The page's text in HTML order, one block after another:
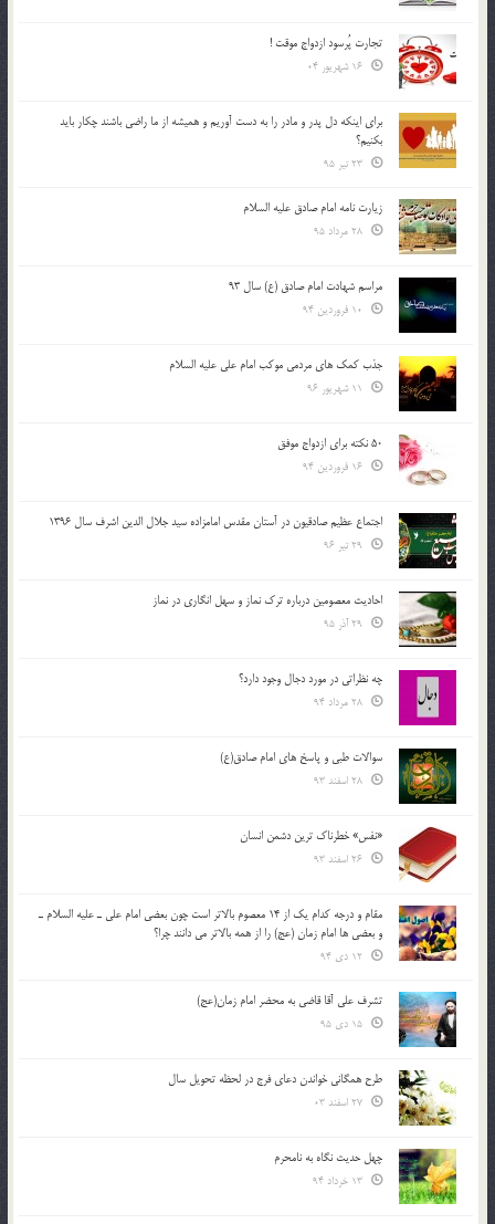
تجارت پُرسود ازدواج موقت !
براي اينكه دل پدر و مادر را به دست آوريم و هميشه از ما راضي باشند چكار بايد
بكنيم؟
زیارت نامه امام صادق علیه السلام
مراسم شهادت امام صادق (ع) سال 93
جذب کمک های مردمی موکب امام علی علیه السلام
50 نکته برای ازدواج موفق
اجتماع عظیم صادقیون در آستان مقدس امامزاده سید جلال الدین اشرف سال 1396
احادیث معصومین درباره ترک نماز و سهل انگاری در نماز
چه نظراتی در مورد دجال وجود دارد؟
سوالات طبی و پاسخ های امام صادق(ع)
«نفس» خطرناک ترین دشمن انسان
مقام و درجه كدام يك از 14 معصوم بالاتر است چون بعضي امام علي ـ عليه السلام ـ
و بعضي ها امام زمان (عج) را از همه بالاتر مي دانند چرا؟
تشرف علي آقا قاضي به محضر امام زمان(عج)
طرح همگانی خواندن دعای فرج در لحظه تحویل سال
چهل حدیث نگاه به نامحرم